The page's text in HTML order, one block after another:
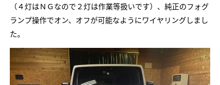
（４灯はＮＧなので２灯は作業等扱いです）、純正のフォグ
ランプ操作でオン、オフが可能なようにワイヤリングしまし
た。